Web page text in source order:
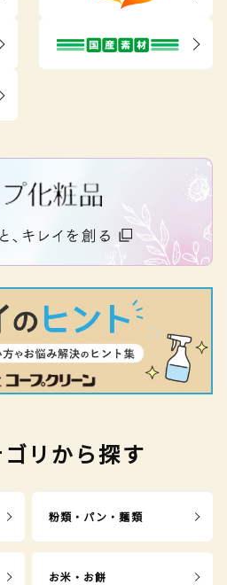
リから探す
粉類・パン・麺類
お米・お餅